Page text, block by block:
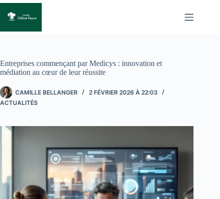
Passer
contenu
Entreprises commençant par Medicys : innovation et
médiation au cœur de leur réussite
CAMILLE BELLANGER
2 FÉVRIER 2026 À 22:03
ACTUALITÉS